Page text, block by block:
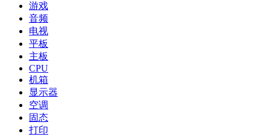
游戏
音频
电视
平板
主板
CPU
机箱
显示器
空调
固态
打印